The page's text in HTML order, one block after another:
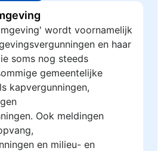
wordt voornamelijk
en haar
soms nog steeds
gemeentelijke
kapvergunningen,
Ook meldingen
en milieu- en